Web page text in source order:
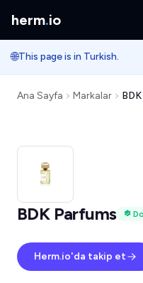
herm.io
🌐This page is in Turkish.
Ana Sayfa Markalar
BDK Parfums
Herm.io'da takip et